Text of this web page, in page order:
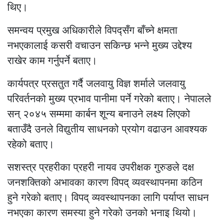
थिए।
समन्वय प्रमुख अधिकारीले विपद्सँग बाँच्ने क्षमता
नभएकालाई कसरी वचाउन सकिन्छ भन्ने मुख्य उद्देश्य
राखेर काम गर्नुपर्ने बताए।
कार्यपत्र प्रसतुत गर्दै जलवायु विज्ञ शर्माले जलवायु
परिवर्तनको मुख्य प्रभाव पानीमा पर्ने गरेको बताए। नेपालले
सन् २०४५ सम्ममा कार्बन शून्य बनाउने लक्ष्य लिएको
बताउँदै उनले विद्युतीय साधनको प्रयोग वढाउन आवश्यक
रहेको बताए।
सशस्त्र प्रहरीका प्रहरी नायव उपरीक्षक गुरुङले दक्ष
जनशक्तिको अभावका कारण विपद् व्यवस्थापनमा कठिन
हुने गरेको बताए। विपद् व्यवस्थापनका लागि पर्याप्त साधन
नभएका कारण समस्या हुने गरेको उनको भनाइ थियो।